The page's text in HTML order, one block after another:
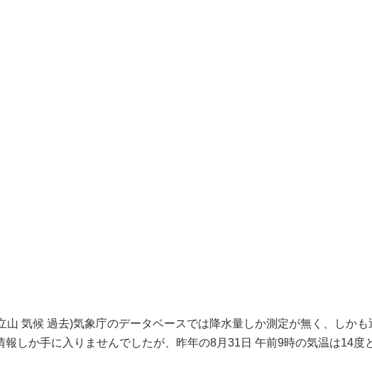
気候 過去)気象庁のデータベースでは降水量しか測定が無く、しかも
しか手に入りませんでしたが、昨年の8月31日 午前9時の気温は14度